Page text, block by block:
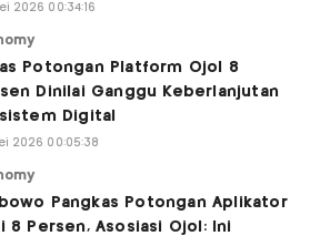
2026 00:34:16
Potongan Platform Ojol 8
Dinilai Ganggu Keberlanjutan
Digital
2026 00:05:38
Pangkas Potongan Aplikator
8 Persen, Asosiasi Ojol: Ini